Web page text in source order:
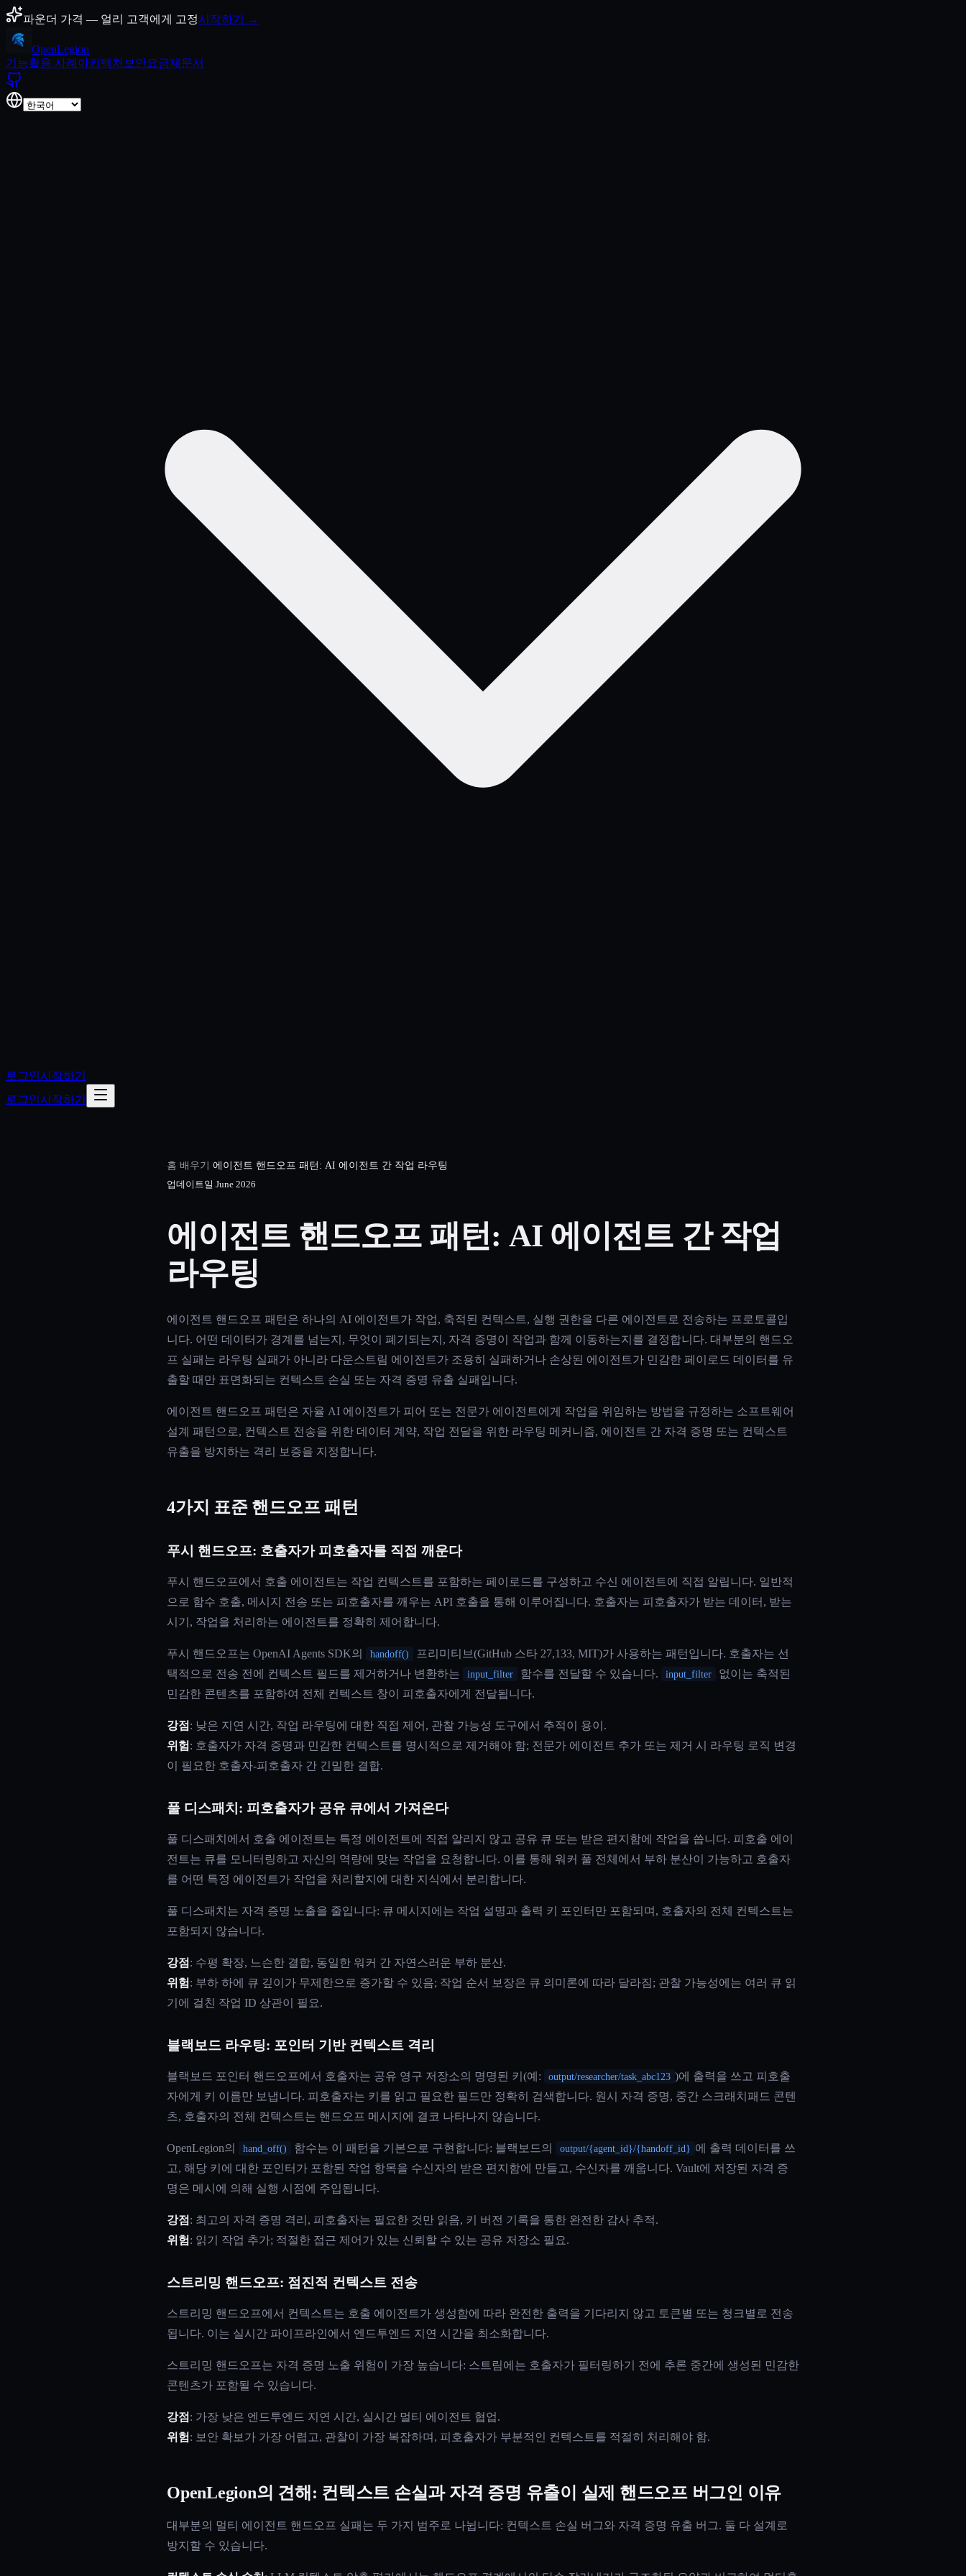
콘텐츠로 건너뛰기
파운더 가격 — 얼리 고객에게 고정시작하기 →
OpenLegion
기능활용 사례 아키텍처 보안요금제 문서
로그인시작하기
로그인시작하기
홈/배우기 /에이전트 핸드오프 패턴: AI 에이전트 간 작업 라우팅
업데이트일 June 2026
에이전트 핸드오프 패턴: AI 에이전트 간 작업
라우팅
에이전트 핸드오프 패턴은 하나의 AI 에이전트가 작업, 축적된 컨텍스트, 실행 권한을 다른 에이전트로 전송하는 프로토콜입
니다. 어떤 데이터가 경계를 넘는지, 무엇이 폐기되는지, 자격 증명이 작업과 함께 이동하는지를 결정합니다. 대부분의 핸드오
프 실패는 라우팅 실패가 아니라 다운스트림 에이전트가 조용히 실패하거나 손상된 에이전트가 민감한 페이로드 데이터를 유
출할 때만 표면화되는 컨텍스트 손실 또는 자격 증명 유출 실패입니다.
에이전트 핸드오프 패턴은 자율 AI 에이전트가 피어 또는 전문가 에이전트에게 작업을 위임하는 방법을 규정하는 소프트웨어
설계 패턴으로, 컨텍스트 전송을 위한 데이터 계약, 작업 전달을 위한 라우팅 메커니즘, 에이전트 간 자격 증명 또는 컨텍스트
유출을 방지하는 격리 보증을 지정합니다.
4가지 표준 핸드오프 패턴
푸시 핸드오프: 호출자가 피호출자를 직접 깨운다
푸시 핸드오프에서 호출 에이전트는 작업 컨텍스트를 포함하는 페이로드를 구성하고 수신 에이전트에 직접 알립니다. 일반적
으로 함수 호출, 메시지 전송 또는 피호출자를 깨우는 API 호출을 통해 이루어집니다. 호출자는 피호출자가 받는 데이터, 받는
시기, 작업을 처리하는 에이전트를 정확히 제어합니다.
푸시 핸드오프는 OpenAI Agents SDK의 handoff()
프리미티브(GitHub 스타 27,133, MIT)가 사용하는 패턴입니다. 호출자는 선
택적으로 전송 전에 컨텍스트 필드를 제거하거나 변환하는
input_filter 함수를 전달할 수 있습니다. input_filter
없이는 축적된
민감한 콘텐츠를 포함하여 전체 컨텍스트 창이 피호출자에게 전달됩니다.
강점 : 낮은 지연 시간, 작업 라우팅에 대한 직접 제어, 관찰 가능성 도구에서 추적이 용이.
위험 : 호출자가 자격 증명과 민감한 컨텍스트를 명시적으로 제거해야 함; 전문가 에이전트 추가 또는 제거 시 라우팅 로직 변경
이 필요한 호출자-피호출자 간 긴밀한 결합.
풀 디스패치: 피호출자가 공유 큐에서 가져온다
풀 디스패치에서 호출 에이전트는 특정 에이전트에 직접 알리지 않고 공유 큐 또는 받은 편지함에 작업을 씁니다. 피호출 에이
전트는 큐를 모니터링하고 자신의 역량에 맞는 작업을 요청합니다. 이를 통해 워커 풀 전체에서 부하 분산이 가능하고 호출자
를 어떤 특정 에이전트가 작업을 처리할지에 대한 지식에서 분리합니다.
풀 디스패치는 자격 증명 노출을 줄입니다: 큐 메시지에는 작업 설명과 출력 키 포인터만 포함되며, 호출자의 전체 컨텍스트는
포함되지 않습니다.
강점 : 수평 확장, 느슨한 결합, 동일한 워커 간 자연스러운 부하 분산.
위험 : 부하 하에 큐 깊이가 무제한으로 증가할 수 있음; 작업 순서 보장은 큐 의미론에 따라 달라짐; 관찰 가능성에는 여러 큐 읽
기에 걸친 작업 ID 상관이 필요.
블랙보드 라우팅: 포인터 기반 컨텍스트 격리
블랙보드 포인터 핸드오프에서 호출자는 공유 영구 저장소의 명명된 키(예: output/researcher/task_abc123 )에 출력을 쓰고 피호출
자에게 키 이름만 보냅니다. 피호출자는 키를 읽고 필요한 필드만 정확히 검색합니다. 원시 자격 증명, 중간 스크래치패드 콘텐
츠, 호출자의 전체 컨텍스트는 핸드오프 메시지에 결코 나타나지 않습니다.
OpenLegion의 hand_off() 함수는 이 패턴을 기본으로 구현합니다: 블랙보드의 output/{agent_id}/{handoff_id} 에 출력 데이터를 쓰
고, 해당 키에 대한 포인터가 포함된 작업 항목을 수신자의 받은 편지함에 만들고, 수신자를 깨웁니다. Vault에 저장된 자격 증
명은 메시에 의해 실행 시점에 주입됩니다.
강점 : 최고의 자격 증명 격리, 피호출자는 필요한 것만 읽음, 키 버전 기록을 통한 완전한 감사 추적.
위험 : 읽기 작업 추가; 적절한 접근 제어가 있는 신뢰할 수 있는 공유 저장소 필요.
스트리밍 핸드오프: 점진적 컨텍스트 전송
스트리밍 핸드오프에서 컨텍스트는 호출 에이전트가 생성함에 따라 완전한 출력을 기다리지 않고 토큰별 또는 청크별로 전송
됩니다. 이는 실시간 파이프라인에서 엔드투엔드 지연 시간을 최소화합니다.
스트리밍 핸드오프는 자격 증명 노출 위험이 가장 높습니다: 스트림에는 호출자가 필터링하기 전에 추론 중간에 생성된 민감한
콘텐츠가 포함될 수 있습니다.
강점 : 가장 낮은 엔드투엔드 지연 시간, 실시간 멀티 에이전트 협업.
위험 : 보안 확보가 가장 어렵고, 관찰이 가장 복잡하며, 피호출자가 부분적인 컨텍스트를 적절히 처리해야 함.
OpenLegion의 견해: 컨텍스트 손실과 자격 증명 유출이 실제 핸드오프 버그인 이유
대부분의 멀티 에이전트 핸드오프 실패는 두 가지 범주로 나뉩니다: 컨텍스트 손실 버그와 자격 증명 유출 버그. 둘 다 설계로
방지할 수 있습니다.